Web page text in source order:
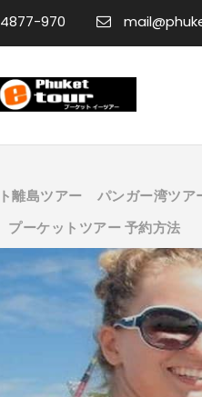
970
離島ツアー パンガー湾ツア
プーケットツアー 予約方法